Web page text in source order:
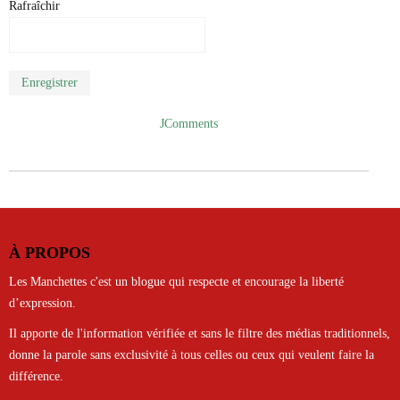
Rafraîchir
Enregistrer
JComments
À PROPOS
Les Manchettes c'est un blogue qui respecte et encourage la liberté
d’expression.
Il apporte de l'information vérifiée et sans le filtre des médias traditionnels,
donne la parole sans exclusivité à tous celles ou ceux qui veulent faire la
différence.